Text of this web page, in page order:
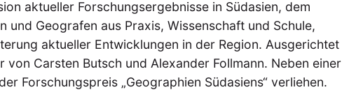
aktueller Forschungsergebnisse in Südasien, dem
und Geografen aus Praxis, Wissenschaft und Schule,
aktueller Entwicklungen in der Region. Ausgerichtet
von Carsten Butsch und Alexander Follmann. Neben einer
Forschungspreis „Geographien Südasiens“ verliehen.